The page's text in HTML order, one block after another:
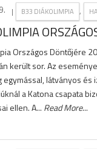
| B33 DIÁKOLIMPIA ,
Országos Döntőjére
került sor. Az
látványos és
a Katona csapata
ellen. A... Read More...